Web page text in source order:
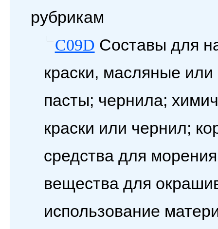
рубрикам
C09D Составы для
краски, масляные
пасты; чернила;
краски или чернил;
средства для
вещества для
использование